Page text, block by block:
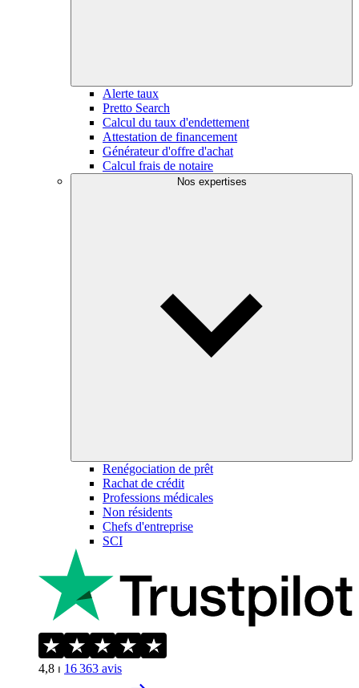
Alerte taux
Pretto Search
Calcul du taux d'endettement
Attestation de financement
Générateur d'offre d'achat
Calcul frais de notaire
Nos expertises
Renégociation de prêt
Rachat de crédit
Professions médicales
Non résidents
Chefs d'entreprise
SCI
4,8 ⏐ 16 363 avis